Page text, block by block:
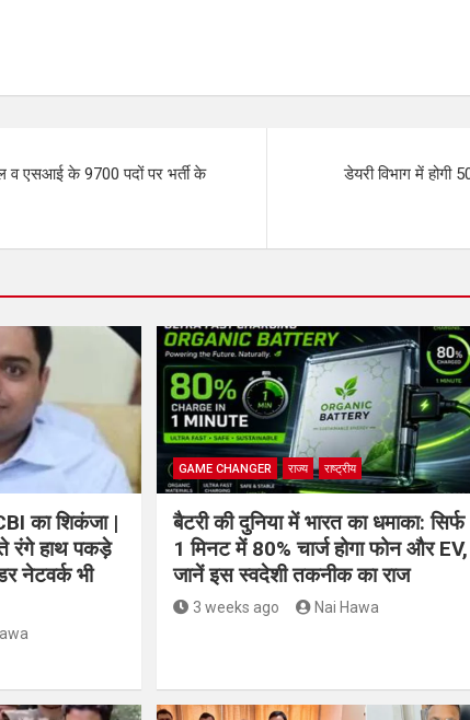
व एसआई के 9700 पदों पर भर्ती के
डेयरी विभाग में होगी
का शिकंजा |
रंगे हाथ पकड़े
नेटवर्क भी
GAME CHANGER राज्य राष्ट्रीय
बैटरी की दुनिया में भारत का धमाका: सिर्फ
1 मिनट में 80% चार्ज होगा फोन और EV,
जानें इस स्वदेशी तकनीक का राज
3 weeks ago Nai Hawa